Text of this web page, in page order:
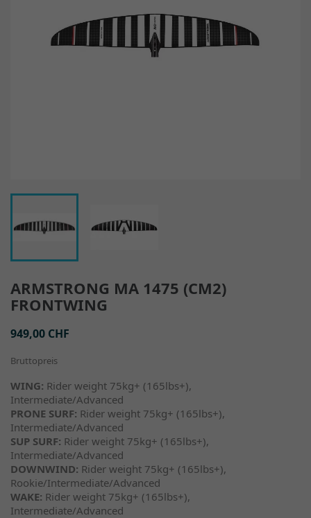
ARMSTRONG MA 1475 (CM2)
FRONTWING
949,00 CHF
Bruttopreis
WING: Rider weight 75kg+ (165lbs+),
Intermediate/Advanced
PRONE SURF: Rider weight 75kg+ (165lbs+),
Intermediate/Advanced
SUP SURF: Rider weight 75kg+ (165lbs+),
Intermediate/Advanced
DOWNWIND: Rider weight 75kg+ (165lbs+),
Rookie/Intermediate/Advanced
WAKE: Rider weight 75kg+ (165lbs+),
Intermediate/Advanced